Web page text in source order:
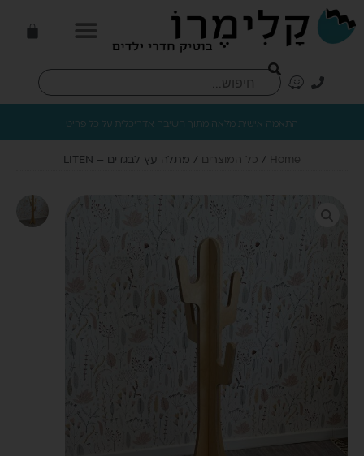
התאמה אישית מלאה מתוך חשיבה אדריכלית על כל פריט
Home
/ כל המוצרים / מתלה עץ לבגדים – LITEN